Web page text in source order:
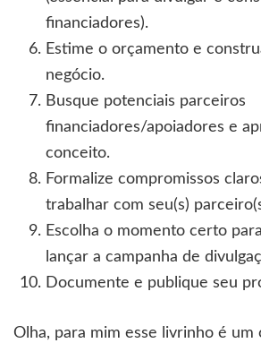
financiadores).
Estime o orçamento e
negócio.
Busque potenciais parceiros
financiadores/apoiadores e
conceito.
Formalize compromissos
trabalhar com seu(s)
Escolha o momento certo
lançar a campanha de
Documente e publique seu
Olha, para mim esse livrinho é um